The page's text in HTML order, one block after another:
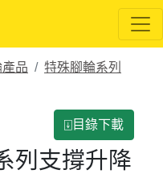
品
特殊腳輪系列
⍗目錄下載
列支撐升降